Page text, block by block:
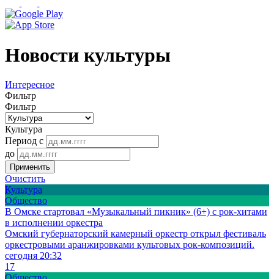
Новости культуры
Интересное
Фильтр
Фильтр
Культура
Период с
до
Применить
Очистить
Культура
Общество
В Омске стартовал «Музыкальный пикник» (6+) с рок-хитами
в исполнении оркестра
Омский губернаторский камерный оркестр открыл фестиваль
оркестровыми аранжировками культовых рок-композиций.
сегодня 20:32
17